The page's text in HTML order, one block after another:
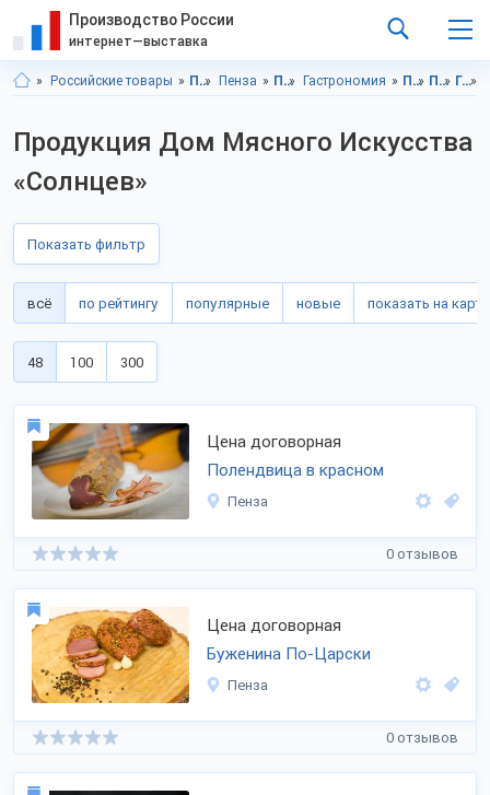
Производство России
интернет—выставка
Российские товары Пензенская область Пенза Продукты питания Гастрономия Продукты питания, Пензенская область Продукты питания, г.Пенза Гастрономия, Пензенская область
Продукция Дом Мясного Искусства
«Солнцев»
Показать фильтр
всё по рейтингу популярные новые показать на карте
48 100 300
Цена договорная
Полендвица в красном
Пенза
0 отзывов
Цена договорная
Буженина По-Царски
Пенза
0 отзывов